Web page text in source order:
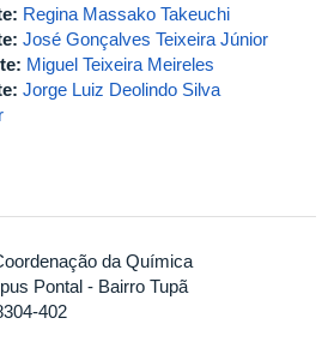
Regina Massako Takeuchi
José Gonçalves Teixeira Júnior
Miguel Teixeira Meireles
Jorge Luiz Deolindo Silva
da Química
Pontal - Bairro Tupã
402